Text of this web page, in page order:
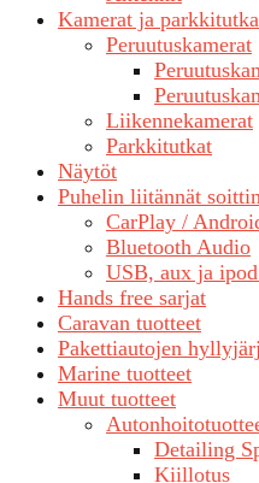
Kamerat ja
Peruutuskamerat
Liikennekamerat
Parkkitutkat
Näytöt
Puhelin liitännät
CarPlay /
Bluetooth Audio
USB, aux ja
Hands free sarjat
Caravan tuotteet
Pakettiautojen
Marine tuotteet
Muut tuotteet
Detailing
Kiillotus